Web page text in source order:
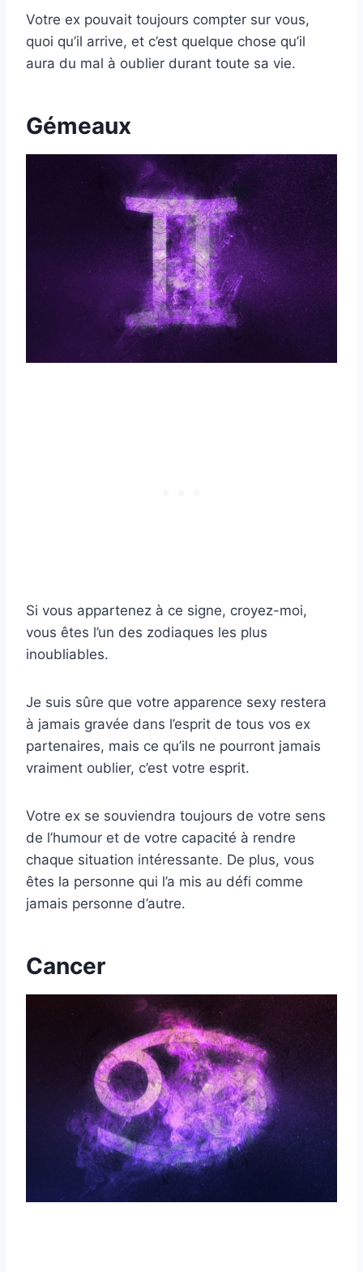
Votre ex pouvait toujours compter sur vous,
quoi qu’il arrive, et c’est quelque chose qu’il
aura du mal à oublier durant toute sa vie.
Gémeaux
Si vous appartenez à ce signe, croyez-moi,
vous êtes l’un des zodiaques les plus
inoubliables.
Je suis sûre que votre apparence sexy restera
à jamais gravée dans l’esprit de tous vos ex
partenaires, mais ce qu’ils ne pourront jamais
vraiment oublier, c’est votre esprit.
Votre ex se souviendra toujours de votre sens
de l’humour et de votre capacité à rendre
chaque situation intéressante. De plus, vous
êtes la personne qui l’a mis au défi comme
jamais personne d’autre.
Cancer